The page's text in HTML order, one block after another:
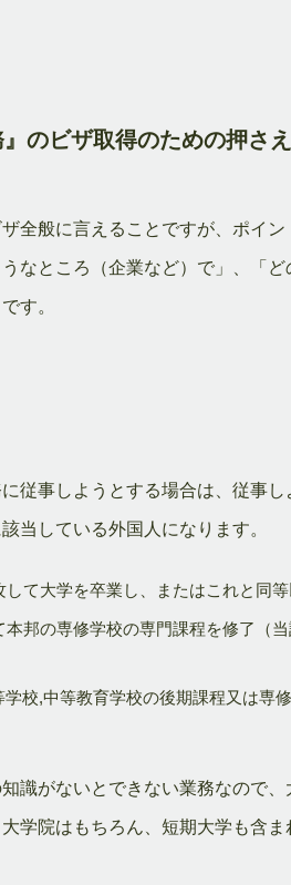
のビザ取得のための押さ
全般に言えることですが、ポイン
なところ（企業など）で」、「ど
す。
従事しようとする場合は、従事し
当している外国人になります。
て大学を卒業し、またはこれと同等
邦の専修学校の専門課程を修了（
校,中等教育学校の後期課程又は
識がないとできない業務なので
学院はもちろん、短期大学も含